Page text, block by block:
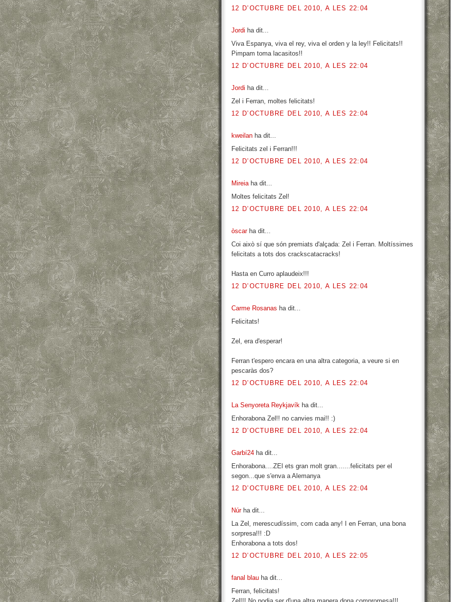
12 D’OCTUBRE DEL 2010, A LES 22:04
Jordi ha dit...
Viva Espanya, viva el rey, viva el orden y la ley!! Felicitats!!
Pimpam toma lacasitos!!
12 D’OCTUBRE DEL 2010, A LES 22:04
Jordi ha dit...
Zel i Ferran, moltes felicitats!
12 D’OCTUBRE DEL 2010, A LES 22:04
kweilan ha dit...
Felicitats zel i Ferran!!!
12 D’OCTUBRE DEL 2010, A LES 22:04
Mireiaha dit...
Moltes felicitats Zel!
12 D’OCTUBRE DEL 2010, A LES 22:04
òscarha dit...
Coi això sí que són premiats d'alçada: Zel i Ferran. Moltíssimes
felicitats a tots dos crackscatacracks!
Hasta en Curro aplaudeix!!!
12 D’OCTUBRE DEL 2010, A LES 22:04
Carme Rosanas ha dit...
Felicitats!
Zel, era d'esperar!
Ferran t'espero encara en una altra categoria, a veure si en
pescaràs dos?
12 D’OCTUBRE DEL 2010, A LES 22:04
La Senyoreta Reykjavík ha dit...
Enhorabona Zel!! no canvies mai!! :)
12 D’OCTUBRE DEL 2010, A LES 22:04
Garbí24 ha dit...
Enhorabona....ZEl ets gran molt gran.......felicitats per el
segon...que s'enva a Alemanya
12 D’OCTUBRE DEL 2010, A LES 22:04
Núrha dit...
La Zel, merescudíssim, com cada any! I en Ferran, una bona
sorpresa!!! :D
Enhorabona a tots dos!
12 D’OCTUBRE DEL 2010, A LES 22:05
fanal blau ha dit...
Ferran, felicitats!